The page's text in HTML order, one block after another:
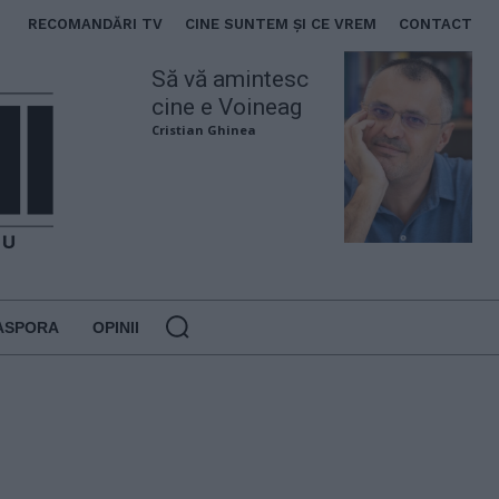
RECOMANDĂRI TV CINE SUNTEM ȘI CE VREM CONTACT
Să vă amintesc
cine e Voineag
Cristian Ghinea
OPINII